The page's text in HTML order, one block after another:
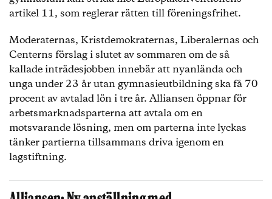
artikel 11, som reglerar rätten till föreningsfrihet.
Moderaternas, Kristdemokraternas, Liberalernas och
Centerns förslag i slutet av sommaren om de så
kallade inträdesjobben innebär att nyanlända och
unga under 23 år utan gymnasieutbildning ska få 70
procent av avtalad lön i tre år. Alliansen öppnar för
arbetsmarknadsparterna att avtala om en
motsvarande lösning, men om parterna inte lyckas
tänker partierna tillsammans driva igenom en
lagstiftning.